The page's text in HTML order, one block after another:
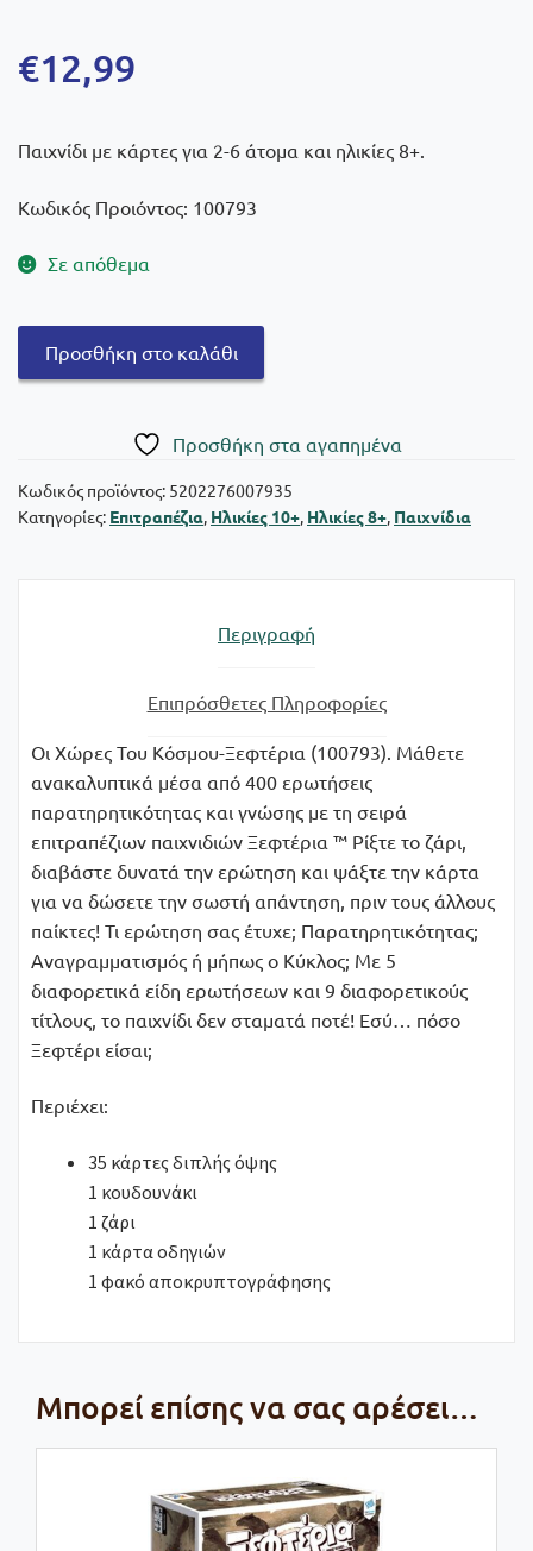
€12,99
Παιχνίδι με κάρτες για 2-6 άτομα και ηλικίες 8+.
Κωδικός Προιόντος: 100793
Σε απόθεμα
games
Χώρες
Του
Προσθήκη στο καλάθι
Πρoσθήκη στα αγαπημένα
Κωδικός προϊόντος: 5202276007935
Κατηγορίες: Επιτραπέζια, Ηλικίες 10+, Ηλικίες 8+, Παιχνίδια
Περιγραφή
Επιπρόσθετες Πληροφορίες
Οι Χώρες Του Κόσμου-Ξεφτέρια (100793). Μάθετε
ανακαλυπτικά μέσα από 400 ερωτήσεις
παρατηρητικότητας και γνώσης με τη σειρά
επιτραπέζιων παιχνιδιών Ξεφτέρια ™ Ρίξτε το ζάρι,
διαβάστε δυνατά την ερώτηση και ψάξτε την κάρτα
για να δώσετε την σωστή απάντηση, πριν τους άλλους
παίκτες! Τι ερώτηση σας έτυχε; Παρατηρητικότητας;
Αναγραμματισμός ή μήπως ο Κύκλος; Με 5
διαφορετικά είδη ερωτήσεων και 9 διαφορετικούς
τίτλους, το παιχνίδι δεν σταματά ποτέ! Εσύ… πόσο
Ξεφτέρι είσαι;
Περιέχει:
35 κάρτες διπλής όψης
1 κουδουνάκι
1 ζάρι
1 κάρτα οδηγιών
1 φακό αποκρυπτογράφησης
Μπορεί επίσης να σας αρέσει…